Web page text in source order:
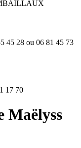
45 28 ou 06 81 45 73
17 70
Maëlyss